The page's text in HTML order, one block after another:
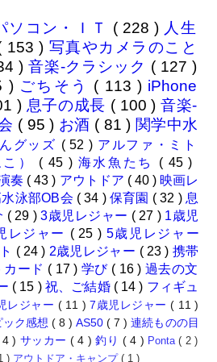
ソコン・ＩＴ ( 228 ) 人生
153 ) 写真やカメラのこと
) 音楽-クラシック ( 127 )
) ごちそう ( 113 ) iPhone
) 息子の成長 ( 100 )音楽-
( 95 ) お酒 ( 81 ) 関学中水
グッズ ( 52 ) アルファ・ミト
） ( 45 ) 海水魚たち ( 45 )
奏 ( 43 ) アウトドア ( 40 ) 映画レ
泳部OB会 ( 34 ) 保育園 ( 32 ) 息
( 29 )3歳児レジャー ( 27 ) 1歳児
レジャー ( 25 ) 5歳児レジャー
( 24 ) 2歳児レジャー ( 23 ) 携帯
カード ( 17 ) 学び ( 16 ) 過去の文
( 15 ) 祝、ご結婚 ( 14 ) フィギュ
レジャー ( 11 )7歳児レジャー( 11 )
ック感想( 8 )AS50( 7 )連続ものの目
) サッカー ( 4 )釣り ( 4 ) Ponta( 2 )
) アウトドア・キャンプ( 1 )